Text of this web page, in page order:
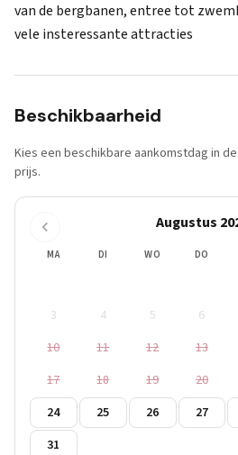
van de bergbanen, entree tot
vele insteressante attracties
Beschikbaarheid
Kies een beschikbare aankomstdag in
prijs.
Augustus
MA DI WO DO
3
4 5 6
10
11 12 13
17
18 19 20
24
25 26 27
31